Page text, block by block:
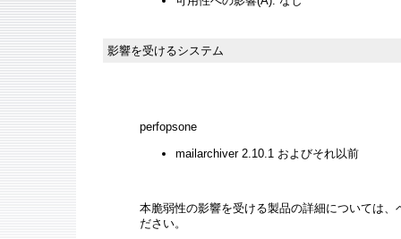
影響を受けるシステム
perfopsone
mailarchiver 2.10.1 およびそれ以前
本脆弱性の影響を受ける製品の詳細については
ださい。